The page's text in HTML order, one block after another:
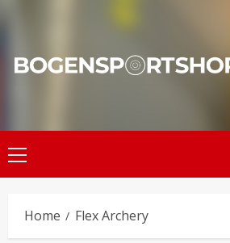
Primary
Menu
Home Flex Archery